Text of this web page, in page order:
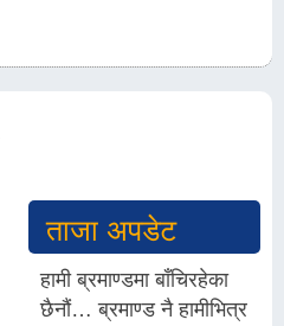
ताजा अपडेट
हामी ब्रमाण्डमा बाँचिरहेका
छैनौं… ब्रमाण्ड नै हामीभित्र